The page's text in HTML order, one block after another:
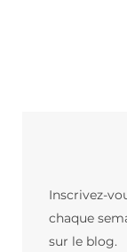
Inscrivez-
chaque
sur le blog.